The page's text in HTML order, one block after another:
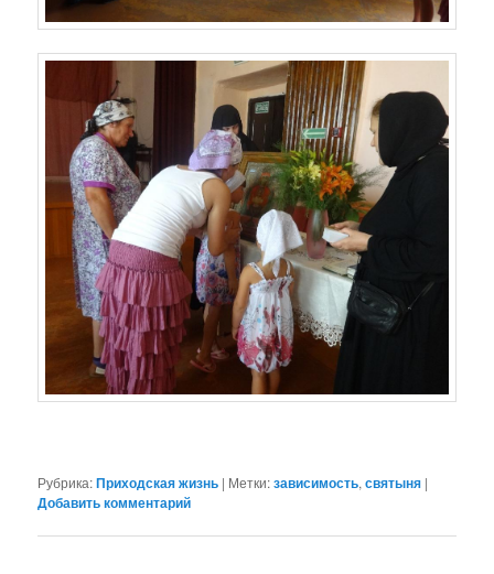
Рубрика:Приходская жизнь | Метки:зависимость,святыня |
Добавить комментарий